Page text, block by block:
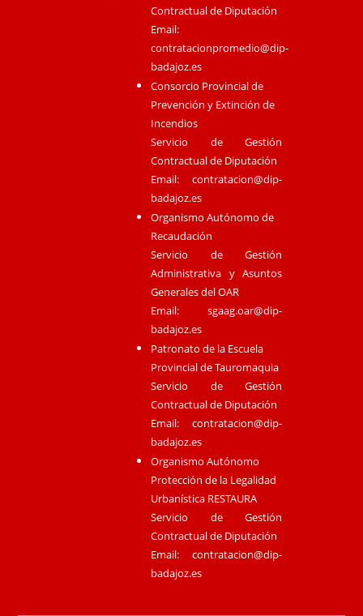
Contractual de Diputación
Email:
contratacionpromedio@dip-
badajoz.es
Consorcio Provincial de
Prevención y Extinción de
Incendios
Servicio de Gestión
Contractual de Diputación
Email:contratacion@dip-
badajoz.es
Organismo Autónomo de
Recaudación
Servicio de Gestión
Administrativa y Asuntos
Generales del OAR
Email:sgaag.oar@dip-
badajoz.es
Patronato de la Escuela
Provincial de Tauromaquia
Servicio de Gestión
Contractual de Diputación
Email:contratacion@dip-
badajoz.es
Organismo Autónomo
Protección de la Legalidad
Urbanística RESTAURA
Servicio de Gestión
Contractual de Diputación
Email:contratacion@dip-
badajoz.es